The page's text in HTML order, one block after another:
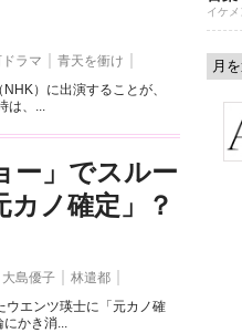
ラマ
青天を衝け
）に出演することが、
は、...
ー」でスルー
ノ確定」？
大島優子
林遣都
ウエンツ瑛士に「元カノ確
にかき消...
イケメ